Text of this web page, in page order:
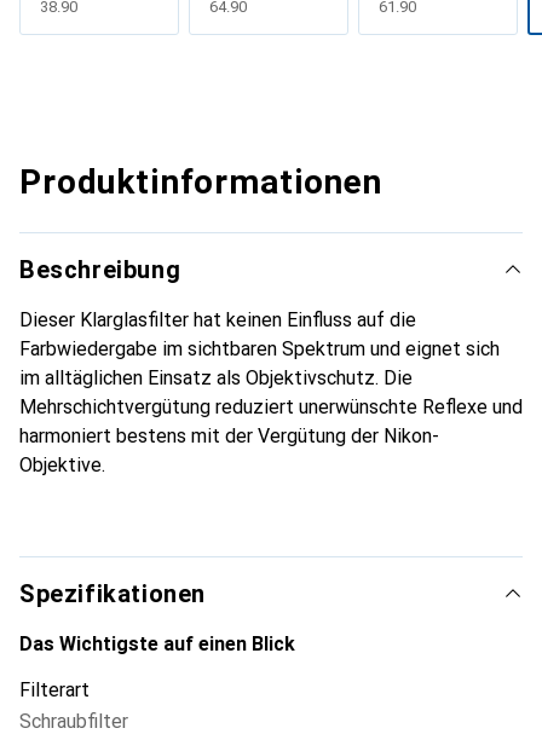
CHF
38.90 CHF
64.90 CHF
61.90
Produktinformationen
Beschreibung
Dieser Klarglasfilter hat keinen Einfluss auf die
Farbwiedergabe im sichtbaren Spektrum und eignet sich
im alltäglichen Einsatz als Objektivschutz. Die
Mehrschichtvergütung reduziert unerwünschte Reflexe und
harmoniert bestens mit der Vergütung der Nikon-
Objektive.
Spezifikationen
Das Wichtigste auf einen Blick
Filterart
Schraubfilter